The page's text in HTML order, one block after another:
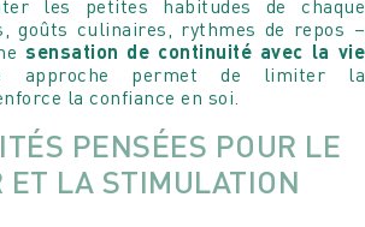
les petites habitudes de chaque
goûts culinaires, rythmes de repos –
sensation de continuité avec la vie
approche permet de limiter la
la confiance en soi.
PENSÉES POUR LE
ET LA STIMULATION